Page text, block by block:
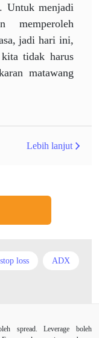
Untuk menjadi
memperoleh
jadi hari ini,
tidak harus
matawang
Lebih lanjut
loss ADX
menaik
spread. Leverage boleh